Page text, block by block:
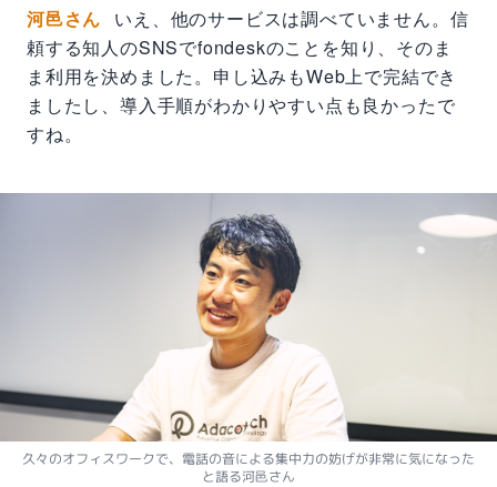
河邑さん
いえ、他のサービスは調べていません。信
頼する知人のSNSでfondeskのことを知り、そのま
ま利用を決めました。申し込みもWeb上で完結でき
ましたし、導入手順がわかりやすい点も良かったで
すね。
久々のオフィスワークで、電話の音による集中力の妨げが非常に気になった
と語る河邑さん